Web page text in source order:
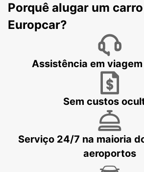
LJUBLJANA AEROPORTO
ZGORNJI BRNIK AERODROM -
BLED - SLOVENIA
LJUBLJANA DOWNTOWN
Porquê alugar um
Europcar?
Assistência em
Sem custos
Serviço 24/7 na maioria
aeroportos